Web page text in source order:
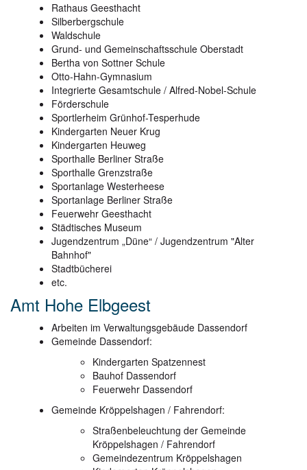
Rathaus Geesthacht
Silberbergschule
Waldschule
Grund- und Gemeinschaftsschule Oberstadt
Bertha von Sottner Schule
Otto-Hahn-Gymnasium
Integrierte Gesamtschule / Alfred-Nobel-Schule
Förderschule
Sportlerheim Grünhof-Tesperhude
Kindergarten Neuer Krug
Kindergarten Heuweg
Sporthalle Berliner Straße
Sporthalle Grenzstraße
Sportanlage Westerheese
Sportanlage Berliner Straße
Feuerwehr Geesthacht
Städtisches Museum
Jugendzentrum „Düne“ / Jugendzentrum "Alter
Bahnhof"
Stadtbücherei
etc.
Amt Hohe Elbgeest
Arbeiten im Verwaltungsgebäude Dassendorf
Gemeinde Dassendorf:
Kindergarten Spatzennest
Bauhof Dassendorf
Feuerwehr Dassendorf
Gemeinde Kröppelshagen / Fahrendorf:
Straßenbeleuchtung der Gemeinde
Kröppelshagen / Fahrendorf
Gemeindezentrum Kröppelshagen